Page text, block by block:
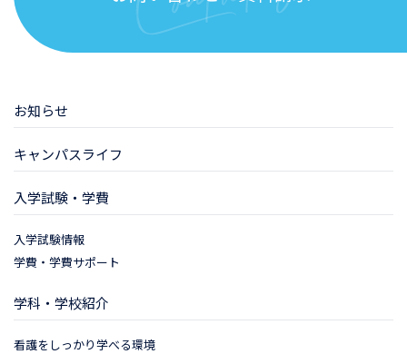
お知らせ
キャンパスライフ
入学試験・学費
入学試験情報
学費・学費サポート
学科・学校紹介
看護をしっかり学べる環境